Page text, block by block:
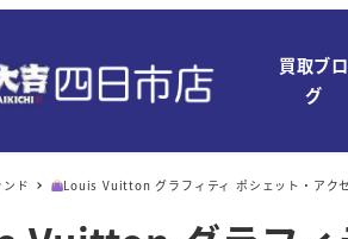
買取ブロ
グ
ンド Louis Vuitton グラフィティ ポシェット・アク